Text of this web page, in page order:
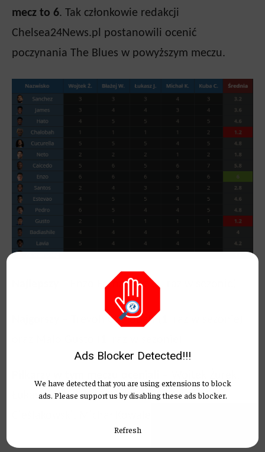
mecz to 6. Tak członkowie redakcji
Chelsea24News.pl postanowili ocenić
poczynania The Blues w powyższym meczu.
– Enzo Fernandez (1. raz w sezonie)
– Trevoh Chalobah (1. raz w sezonie)
Łukasz Jabłoński, Błażej Wiciak, Kuba
Ads Blocker Detected!!!
We have detected that you are using extensions to block
ads. Please support us by disabling these ads blocker.
Refresh